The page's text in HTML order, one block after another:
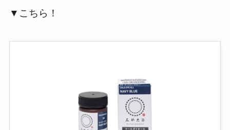
▼こちら！